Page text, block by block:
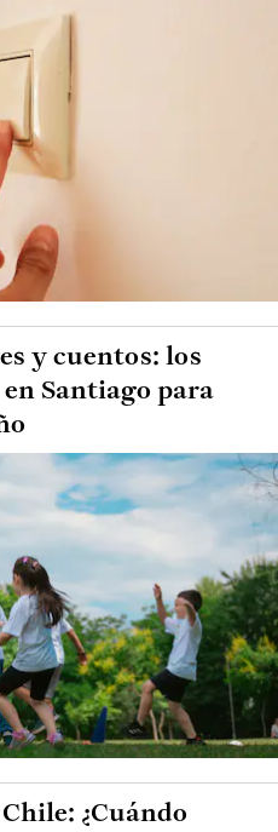
y cuentos: los
Santiago para
¿Cuándo